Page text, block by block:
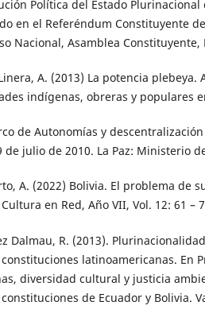
Política del Estado Plurinacional
en el Referéndum Constituyente
Nacional, Asamblea Constituyente,
A. (2013) La potencia plebeya.
indígenas, obreras y populares
de Autonomías y
de julio de 2010. La Paz: Ministerio
A. (2022) Bolivia. El problema de
en Red, Año VII, Vol. 12: 61 –
Dalmau, R. (2013).
latinoamericanas. En
diversidad cultural y justicia
de Ecuador y Bolivia.